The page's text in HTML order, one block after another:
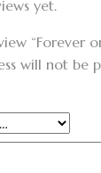
yet.
“Forever
will not be